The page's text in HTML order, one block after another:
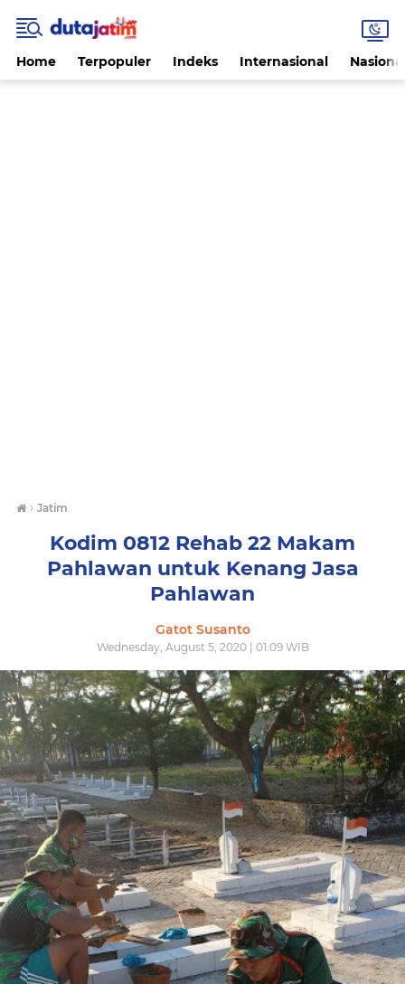
Home Terpopuler Indeks Internasional
› Jatim
Kodim 0812 Rehab 22 Makam
Pahlawan untuk Kenang Jasa
Pahlawan
Gatot Susanto
Wednesday, August 5, 2020 | 01:09 WIB